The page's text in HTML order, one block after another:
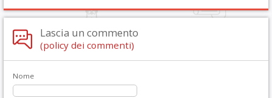
Lascia un commento
(policy dei commenti)
Nome